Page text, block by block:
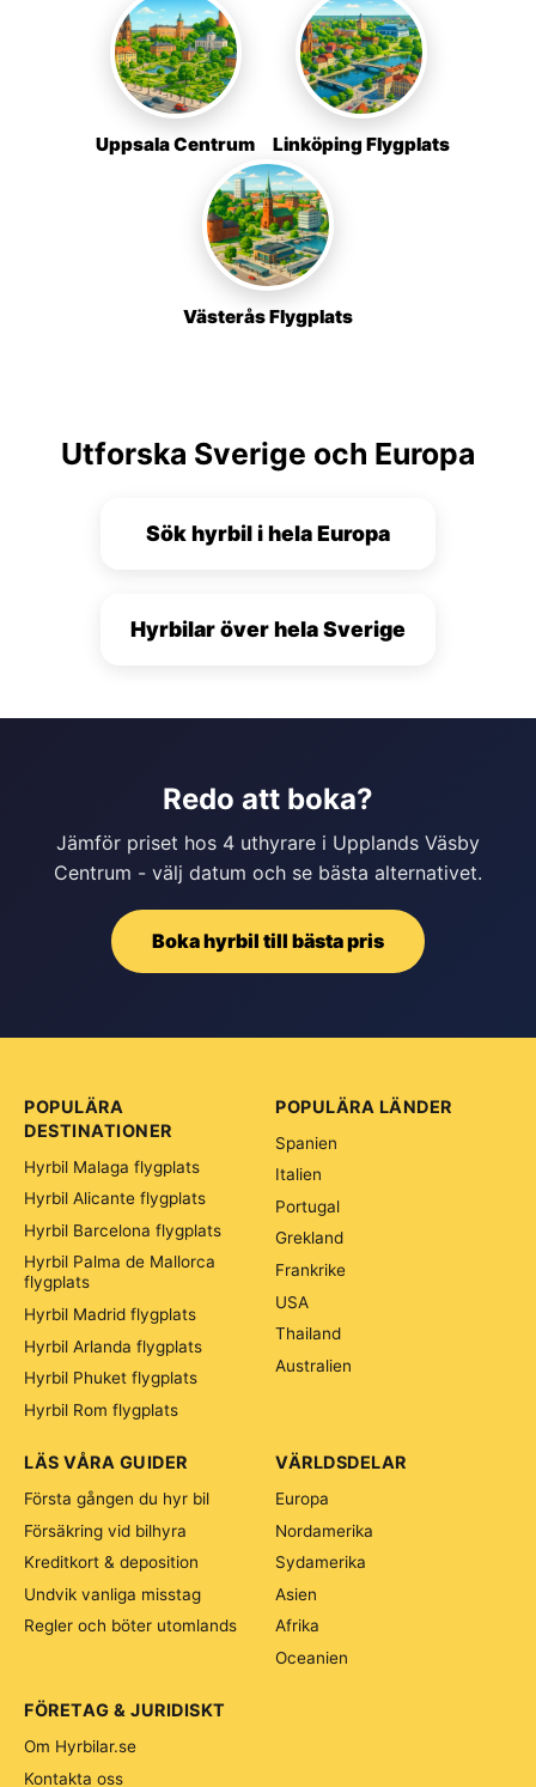
Uppsala Centrum Linköping Flygplats
Västerås Flygplats
Utforska Sverige och Europa
Sök hyrbil i hela Europa
Hyrbilar över hela Sverige
Redo att boka?
Jämför priset hos 4 uthyrare i Upplands Väsby
Centrum - välj datum och se bästa alternativet.
Boka hyrbil till bästa pris
POPULÄRA
DESTINATIONER
Hyrbil Malaga flygplats
Hyrbil Alicante flygplats
Hyrbil Barcelona flygplats
Hyrbil Palma de Mallorca
flygplats
Hyrbil Madrid flygplats
Hyrbil Arlanda flygplats
Hyrbil Phuket flygplats
Hyrbil Rom flygplats
POPULÄRA LÄNDER
Spanien
Italien
Portugal
Grekland
Frankrike
USA
Thailand
Australien
VÄRLDSDELAR
Europa
Nordamerika
Sydamerika
Asien
Afrika
Oceanien
LÄS VÅRA GUIDER
Första gången du hyr bil
Försäkring vid bilhyra
Kreditkort & deposition
Undvik vanliga misstag
Regler och böter utomlands
FÖRETAG & JURIDISKT
Om Hyrbilar.se
Kontakta oss